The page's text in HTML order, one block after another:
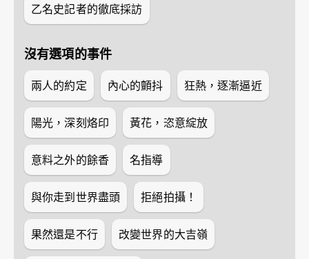
乙名史記者的徹底採訪
沒有選項的事件
兩人的約定 內心的顫抖 狂熱，逐漸逼近
陽光，深刻烙印 黃花，恣意綻放
意料之外的餘香 名指導
與你走到世界盡頭 拒絕拍攝！
果然還是不行 改變世界的大吉嶺